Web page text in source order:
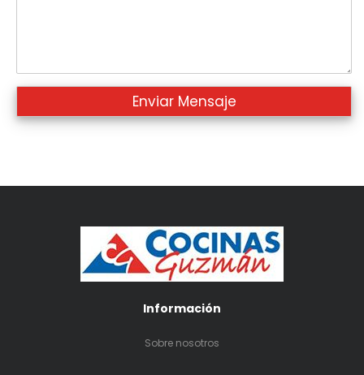
Información
Sobre nosotros